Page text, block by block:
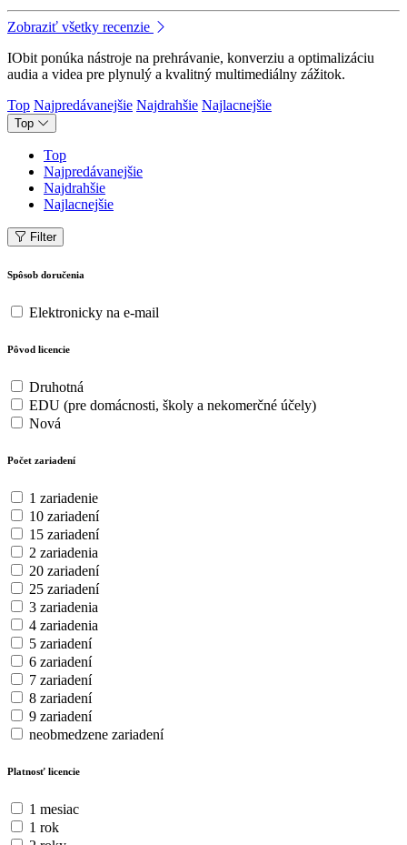
Zobraziť všetky recenzie
IObit ponúka nástroje na prehrávanie, konverziu a optimalizáciu
audia a videa pre plynulý a kvalitný multimediálny zážitok.
Top Najpredávanejšie Najdrahšie Najlacnejšie
Top
Top
Najpredávanejšie
Najdrahšie
Najlacnejšie
Filter
Spôsob doručenia
Elektronicky na e-mail
Pôvod licencie
Druhotná
EDU (pre domácnosti, školy a nekomerčné účely)
Nová
Počet zariadení
1 zariadenie
10 zariadení
15 zariadení
2 zariadenia
20 zariadení
25 zariadení
3 zariadenia
4 zariadenia
5 zariadení
6 zariadení
7 zariadení
8 zariadení
9 zariadení
neobmedzene zariadení
Platnosť licencie
1 mesiac
1 rok